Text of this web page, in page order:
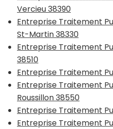
Vercieu 38390
Entreprise Traitement
St-Martin 38330
Entreprise Traitement
38510
Entreprise Traitement
Entreprise Traitement
Roussillon 38550
Entreprise Traitement
Entreprise Traitement